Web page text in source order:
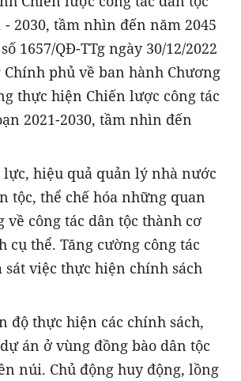
- 2030, tầm nhìn đến năm 2045
1657/QĐ-TTg ngày 30/12/2022
phủ về ban hành Chương
thực hiện Chiến lược công tác
2021-2030, tầm nhìn đến
lực, hiệu quả quản lý nhà nước
tộc, thể chế hóa những quan
về công tác dân tộc thành cơ
cụ thể. Tăng cường công tác
việc thực hiện chính sách
độ thực hiện các chính sách,
án ở vùng đồng bào dân tộc
núi. Chủ động huy động, lồng